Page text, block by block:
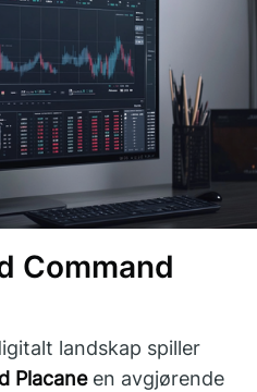
Command
landskap spiller
Placaneen avgjørende